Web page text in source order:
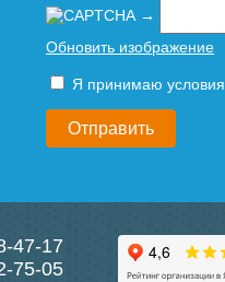
→
Обновить изображение
Я принимаю условия
47-17
75-05